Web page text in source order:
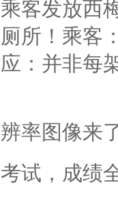
客发放西
所！乘客
：并非每
率图像来
试，成绩